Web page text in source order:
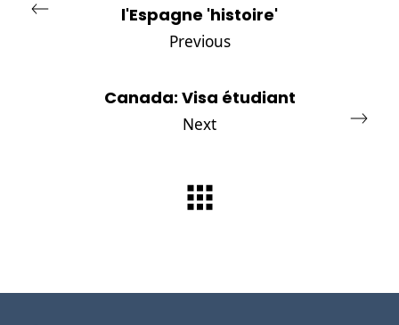
l'Espagne 'histoire'
Previous
Canada: Visa étudiant
Next